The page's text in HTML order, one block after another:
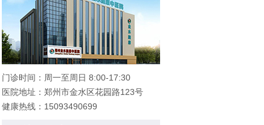
门诊时间：周一至周日 8:00-17:30
医院地址：郑州市金水区花园路123号
健康热线：15093490699